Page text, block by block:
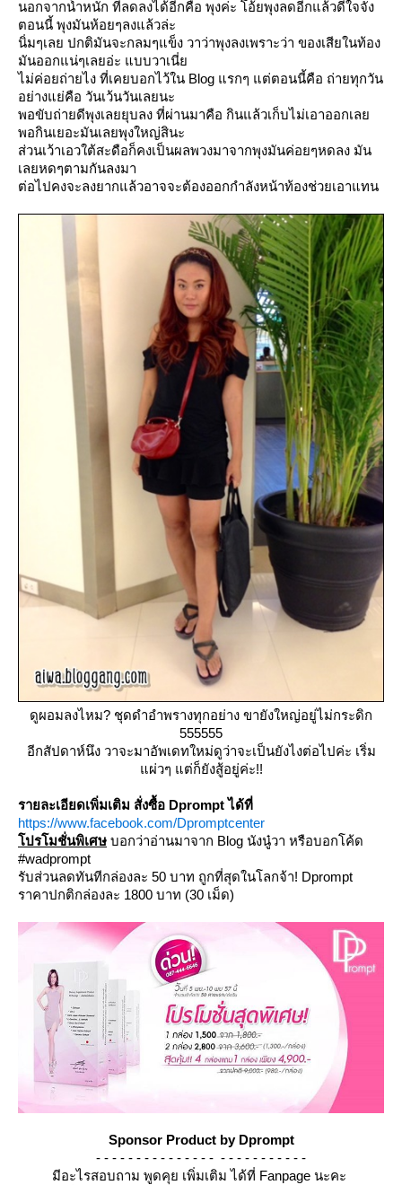
นอกจากน้ำหนัก ที่ลดลงได้อีกคือ พุงค่ะ โอ้ยพุงลดอีกแล้วดีใจจัง
ตอนนี้ พุงมันห้อยๆลงแล้วล่ะ
นิ่มๆเลย ปกติมันจะกลมๆแข็ง วาว่าพุงลงเพราะว่า ของเสียในท้อง
มันออกแน่ๆเลยอ่ะ แบบวาเนี่
ไม่ค่อยถ่ายไง ที่เคยบอกไว้ใน Blog แรกๆ แต่ตอนนี้คือ ถ่ายทุกวัน
อย่างแย่คือ วันเว้นวันเลยนะ
พอขับถ่ายดีพุงเลยยุบลง ที่ผ่านมาคือ กินแล้วเก็บไม่เอาออกเล
พอกินเยอะมันเลยพุงใหญ่สินะ
ส่วนเว้าเอวใต้สะดือก็คงเป็นผลพวงมาจากพุงมันค่อยๆหดลง มัน
เลยหดๆตามกันลงมา
ต่อไปคงจะลงยากแล้วอาจจะต้องออกกำลังหน้าท้องช่วยเอาแทน
ดูผอมลงไหม? ชุดดำอำพรางทุกอย่าง ขายังใหญ่อยู่ไม่กระดิก
555555
อีกสัปดาห์นึง วาจะมาอัพเดทใหม่ดูว่าจะเป็นยังไงต่อไปค่ะ เริ่ม
ผ่วๆ แต่ก็ยังสู้อยู่ค่ะ!!
รายละเอียดเพิ่มเติม สั่งซื้อ Dprompt ได้ที่
https://www.facebook.com/Dpromptcenter
ปรโมชั่นพิเศษ บอกว่าอ่านมาจาก Blog นังนู๋วา หรือบอกโค้ด
#wadprompt
รับส่วนลดทันทีกล่องละ 50 บาท ถูกที่สุดในโลกจ้า! Dprompt
ราคาปกติกล่องละ 1800 บาท (30 เม็ด)
Sponsor Product by Dprompt
- - - - - - - - - - - - - - - - - - - - - - - - - -
มีอะไรสอบถาม พูดคุย เพิ่มเติม ได้ที่ Fanpage นะคะ